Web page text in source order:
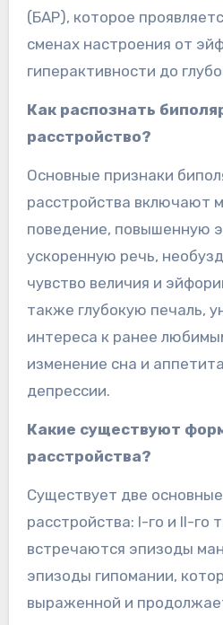
(БАР), которое
сменах настроения от
гиперактивности до
Как распознать
расстройство?
Основные признаки
расстройства включают
поведение, повышенную
ускоренную речь,
чувство величия и
также глубокую печаль,
интереса к ранее
изменение сна и
депрессии.
Какие существуют
расстройства?
Существует две
расстройства: I-го и II-го
встречаются эпизоды
эпизоды гипомании,
выраженной и